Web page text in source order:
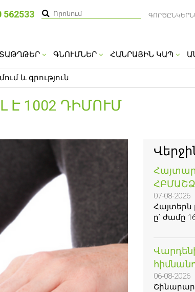
ԳՆՈՒՄՆԵՐ ՀԱՆՐԱՅԻՆ ԿԱՊ
562533
և գրություն
1002 ԴԻՄՈՒՄ
07-08-2026
Հայտերն
ը՝ ժամը
06-08-2026